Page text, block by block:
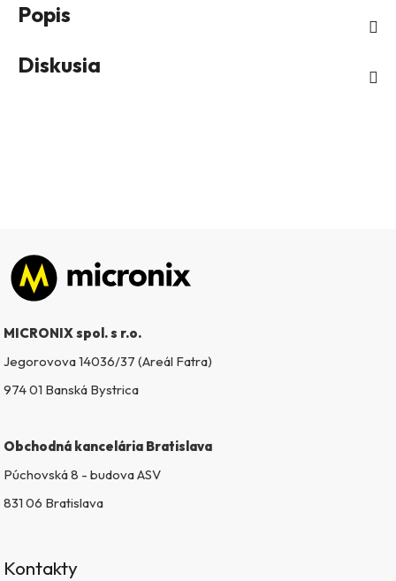
Popis
Diskusia
Zápätie
MICRONIX spol. s r.o.
Jegorovova 14036/37 (Areál Fatra)
974 01 Banská Bystrica
Obchodná kancelária Bratislava
Púchovská 8 - budova ASV
831 06 Bratislava
Kontakty